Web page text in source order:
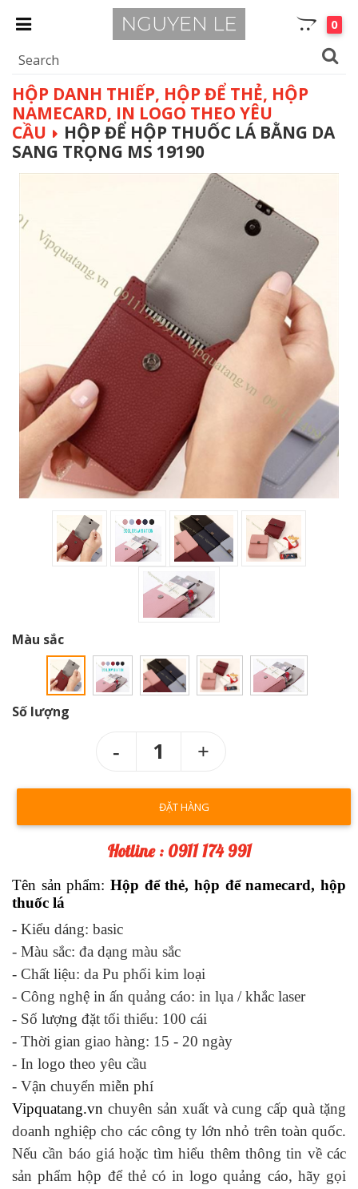
0
HỘP DANH THIẾP, HỘP ĐỂ THẺ, HỘP
NAMECARD, IN LOGO THEO YÊU
CẦU
HỘP ĐỂ HỘP THUỐC LÁ BẰNG DA
SANG TRỌNG MS 19190
Màu sắc
Số lượng
1
ĐẶT HÀNG
Hotline : 0911 174 991
Tên sản phẩm: Hộp để thẻ, hộp để namecard, hộp
thuốc lá
- Kiểu dáng: basic
- Màu sắc: đa dạng màu sắc
- Chất liệu: da Pu phối kim loại
- Công nghệ in ấn quảng cáo: in lụa / khắc laser
- Số lượng đặt tối thiểu: 100 cái
- Thời gian giao hàng: 1 5 - 20 ngày
- In logo theo yêu cầu
- Vận chuyển miễn phí
Vipquatang.vn chuyên sản xuất và cung cấp quà tặng
doanh nghiệp cho các công ty lớn nhỏ trên toàn quốc.
Nếu cần báo giá hoặc tìm hiểu thêm thông tin về các
sản phẩm hộp để thẻ có in logo quảng cáo, hãy gọi